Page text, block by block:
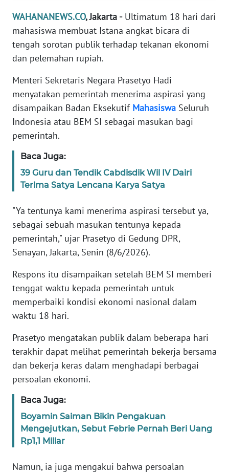
WAHANANEWS.CO, Jakarta -Ultimatum 18 hari dari
mahasiswa membuat Istana angkat bicara di
tengah sorotan publik terhadap tekanan ekonomi
dan pelemahan rupiah.
Menteri Sekretaris Negara Prasetyo Hadi
menyatakan pemerintah menerima aspirasi yang
disampaikan Badan Eksekutif Mahasiswa Seluruh
Indonesia atau BEM SI sebagai masukan bagi
pemerintah.
Baca Juga:
39 Guru dan Tendik Cabdisdik Wil IV Dairi
Terima Satya Lencana Karya Satya
"Ya tentunya kami menerima aspirasi tersebut ya,
sebagai sebuah masukan tentunya kepada
pemerintah," ujar Prasetyo di Gedung DPR,
Senayan, Jakarta, Senin (8/6/2026).
Respons itu disampaikan setelah BEM SI memberi
tenggat waktu kepada pemerintah untuk
memperbaiki kondisi ekonomi nasional dalam
waktu 18 hari.
Prasetyo mengatakan publik dalam beberapa hari
terakhir dapat melihat pemerintah bekerja bersama
dan bekerja keras dalam menghadapi berbagai
persoalan ekonomi.
Baca Juga:
Boyamin Saiman Bikin Pengakuan
Mengejutkan, Sebut Febrie Pernah Beri Uang
Rp1,1 Miliar
Namun, ia juga mengakui bahwa persoalan
Informasi
INDEKS
BERITA
KAMI
INFO
IKLAN
KAMI
PEDOMAN
SIBER
REDAKSI
DISCLAIMER
Wahana
Regional
WN
SUMUT
WN
JAKARTA
WN